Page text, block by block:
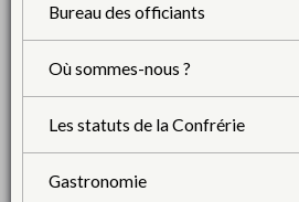
Bureau des officiants
Où sommes-nous ?
Les statuts de la Confrérie
Gastronomie